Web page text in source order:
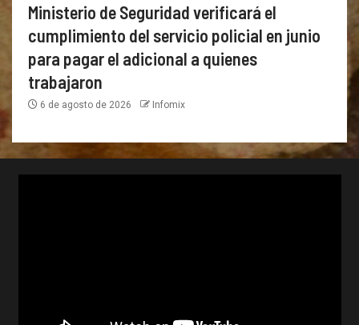
Ministerio de Seguridad verificará el
cumplimiento del servicio policial en junio
para pagar el adicional a quienes
trabajaron
6 de agosto de 2026 Infomix